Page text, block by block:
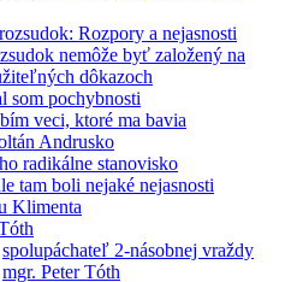
Rozpory a nejasnosti
nemôže byť založený na
dôkazoch
som pochybnosti
veci, ktoré ma bavia
Andrusko
radikálne stanovisko
tam boli nejaké nejasnosti
Klimenta
spolupáchateľ 2-násobnej vraždy
mgr. Peter Tóth